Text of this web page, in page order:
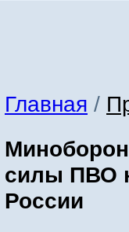
Главная /
силы ПВО
России